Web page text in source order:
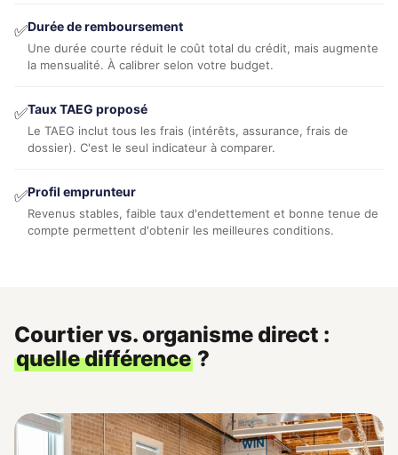
✅Durée de remboursement
Une durée courte réduit le coût total du crédit, mais augmente
la mensualité. À calibrer selon votre budget.
✅Taux TAEG proposé
Le TAEG inclut tous les frais (intérêts, assurance, frais de
dossier). C'est le seul indicateur à comparer.
✅Profil emprunteur
Revenus stables, faible taux d'endettement et bonne tenue de
compte permettent d'obtenir les meilleures conditions.
Courtier vs. organisme direct :
quelle différence ?